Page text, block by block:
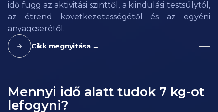
idő függ az aktivitási szinttől, a kiindulási testsúlytól,
az étrend következetességétől és az egyéni
anyagcserétől.
Cikk megnyitása →
Mennyi idő alatt tudok 7 kg-ot
lefogyni?